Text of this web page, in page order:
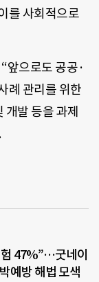
를 사회적으로
앞으로도 공공·
례 관리를 위한
발 등을 과제
47%”…굿네이
예방 해법 모색